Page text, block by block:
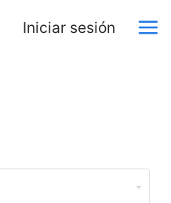
Iniciar sesión